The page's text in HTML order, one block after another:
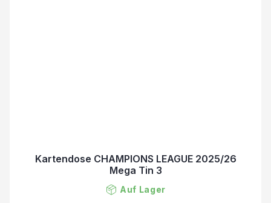
Kartendose CHAMPIONS LEAGUE 2025/26
Mega Tin 3
Auf Lager